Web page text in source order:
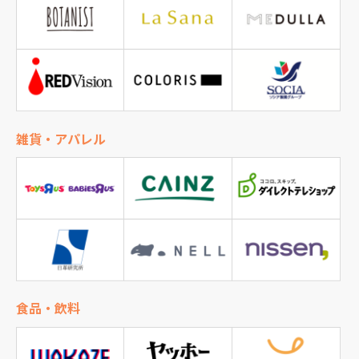
雑貨・ アパレル
食品・飲料